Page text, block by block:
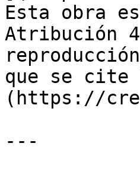
Esta obra
Atribución
que se
(https://
---